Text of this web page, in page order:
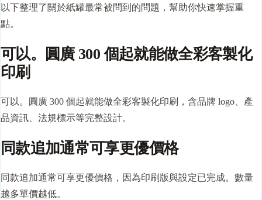
以下整理了關於紙罐最常被問到的問題，幫助你快速掌握重
點。
可以。圓廣 300 個起就能做全彩客製化
印刷
可以。圓廣 300 個起就能做全彩客製化印刷，含品牌 logo、產
品資訊、法規標示等完整設計。
同款追加通常可享更優價格
同款追加通常可享更優價格，因為印刷版與設定已完成。數量
越多單價越低。